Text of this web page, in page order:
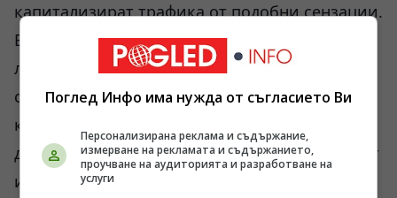
капитализират трафика от подобни сензации.
В реалността няма древни сонди; има само
лошо управляван космически боклук,
секретни шпионски програми и бюджети,
които се разпределят далеч от погледа на
данъкоплатците, докато те са заети да търсят
извънземни силуети в размазани снимки от
Поглед Инфо има нужда от съгласието Ви
Персонализирана реклама и съдържание,
измерване на рекламата и съдържанието,
проучване на аудиторията и разработване на
услуги